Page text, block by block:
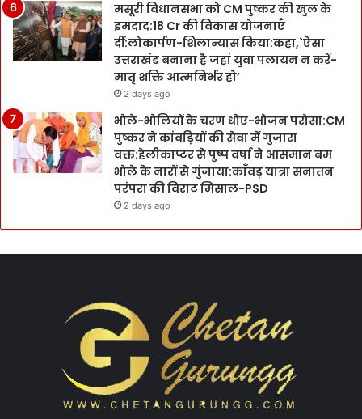
मसूरी विधानसभा को CM पुष्कर की खुल के
इमदाद:18 Cr की विकास योजनाएँ
दीं:लोकार्पण-शिलान्यास किया:कहा,`ऐसा
उत्तराखंड बनाना है जहां युवा पलायन न करें-
मातृ शक्ति आत्मनिर्भर हो’
2 days ago
भोले-भोलियों के चरण धोए-भोजन परोसा:CM
पुष्कर ने कांवड़ियों की सेवा में गुजारा
वक्त:हेलीकाप्टर से पुष्प वर्षा ने आसमान बम
भोले के नारों से गुंजाया:काँवड़ यात्रा सनातन
परंपरा की विराट मिसाल-PSD
2 days ago